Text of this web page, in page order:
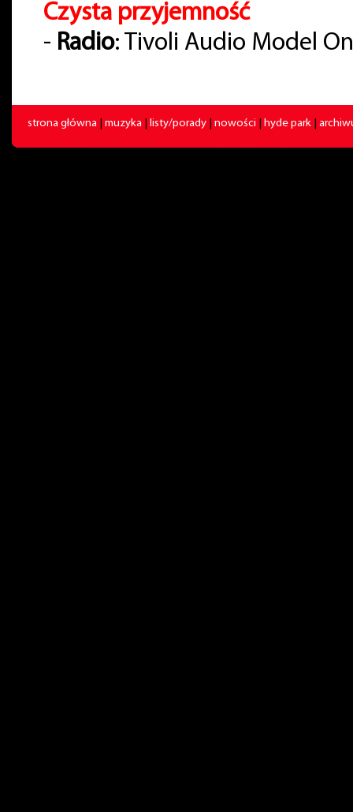
Czysta przyjemność
- Radio: Tivoli Audio Model
strona główna muzyka listy/porady nowości hyde park